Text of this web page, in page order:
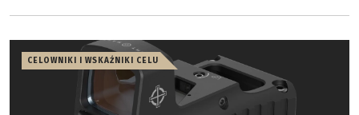
CELOWNIKI I WSKAŹNIKI CELU